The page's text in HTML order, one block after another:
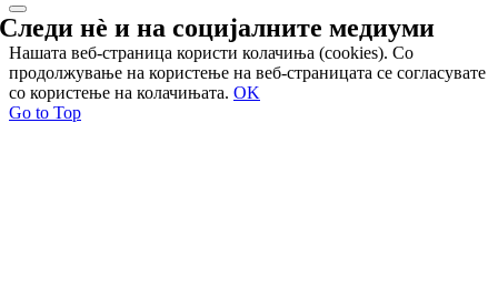
Следи нѐ и насоцијалните медиуми
Нашата веб-страница користи колачиња (cookies). Со
продолжување на користење на веб-страницата се согласувате
со користење на колачињата. OK
Go to Top